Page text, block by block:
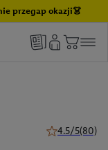
przegap okazji👗
4.5/5(80)